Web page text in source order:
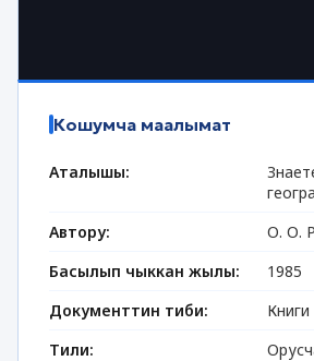
Кошумча маалымат
Аталышы:
Автору:
О. О.
Басылып чыккан жылы:
1985
Документтин тиби:
Книги
Тили: